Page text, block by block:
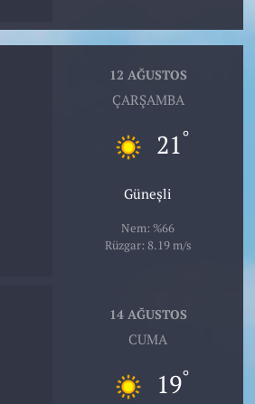
12 AĞUSTOS
ÇARŞAMBA
21°
Güneşli
Nem: %66
Rüzgar: 8.19 m/s
14 AĞUSTOS
CUMA
19°